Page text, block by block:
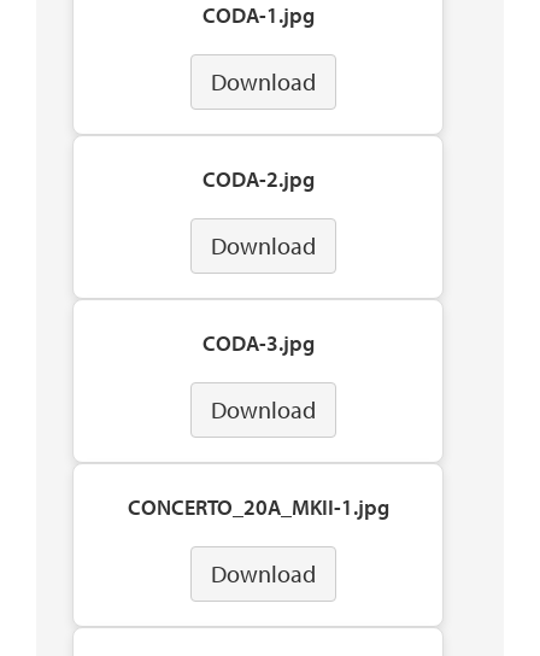
CODA-1.jpg
Download
CODA-2.jpg
Download
CODA-3.jpg
Download
CONCERTO_20A_MKII-1.jpg
Download